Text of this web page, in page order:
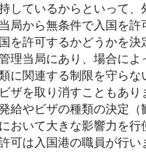
しているからといって
局から無条件で入国を許
を許可するかどうかを
理当局にあり、場合に
に関連する制限を守ら
ザを取り消すこともあり
給やビザの種類の決定（
おいて大きな影響力を行
可は入国港の職員が行い